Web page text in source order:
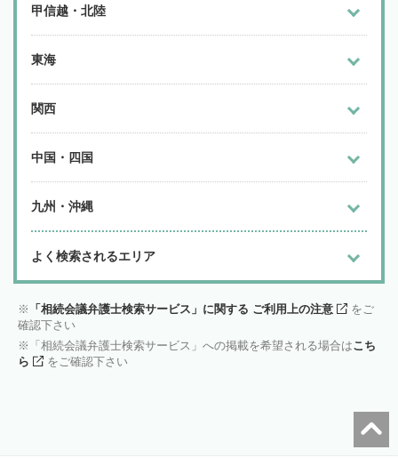
甲信越・北陸
東海
関西
中国・四国
九州・沖縄
よく検索されるエリア
「相続会議弁護士検索サービス」に関する ご利用上の注意
をご
確認下さい
「相続会議弁護士検索サービス」への掲載を希望される場合はこち
ら
をご確認下さい